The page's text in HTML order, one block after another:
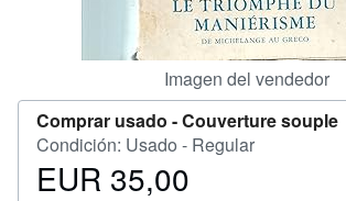
Imagen del vendedor
Comprar usado -Couverture souple
Condición: Usado - Regular
Precio
EUR 35,00